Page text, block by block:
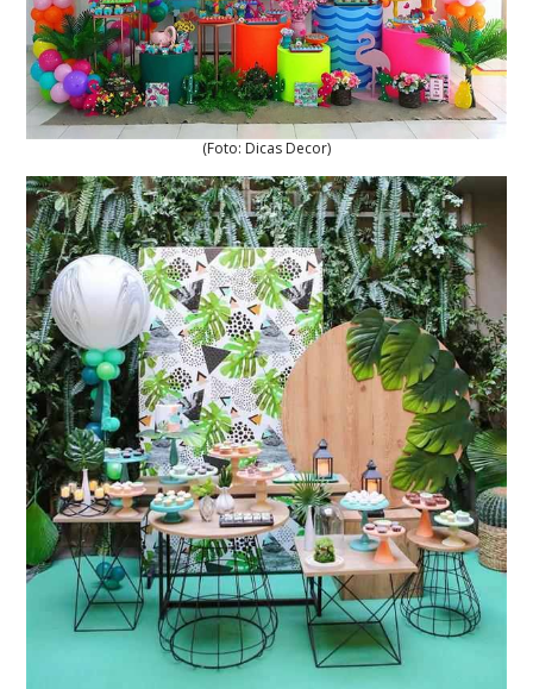
(Foto: Dicas Decor)